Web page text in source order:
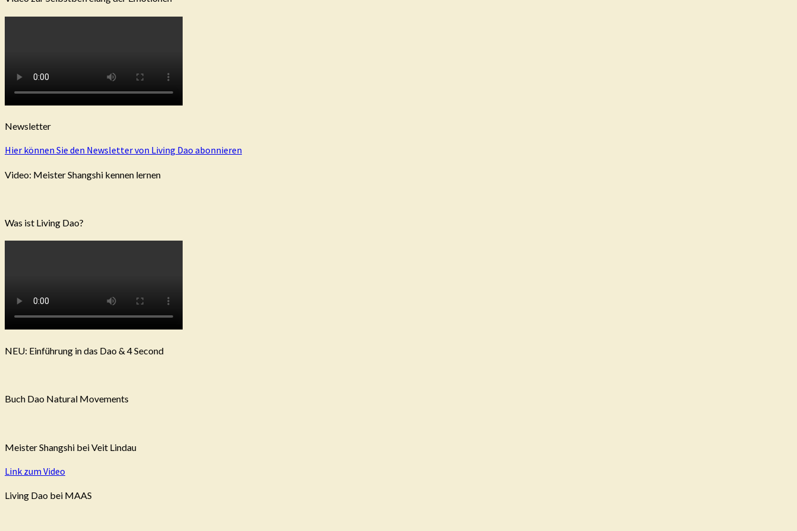
Newsletter
Hier können Sie den Newsletter von Living Dao abonnieren
Video: Meister Shangshi kennen lernen
Was ist Living Dao?
NEU: Einführung in das Dao & 4 Second
Buch Dao Natural Movements
Meister Shangshi bei Veit Lindau
Link zum Video
Living Dao bei MAAS